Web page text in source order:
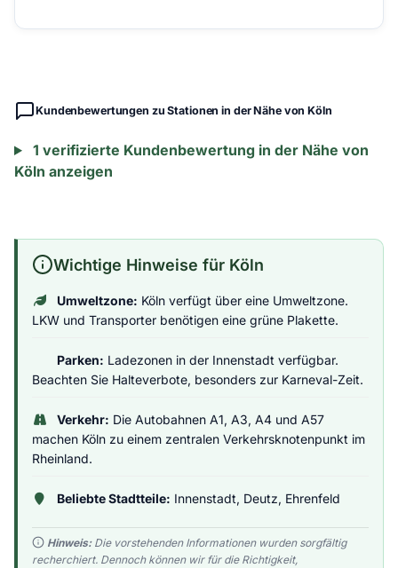
Kundenbewertungen zu Stationen in der Nähe von Köln
1 verifizierte Kundenbewertung in der Nähe von
Köln anzeigen
Wichtige Hinweise für Köln
Umweltzone: Köln verfügt über eine Umweltzone.
LKW und Transporter benötigen eine grüne Plakette.
Parken: Ladezonen in der Innenstadt verfügbar.
Beachten Sie Halteverbote, besonders zur Karneval-Zeit.
Verkehr: Die Autobahnen A1, A3, A4 und A57
machen Köln zu einem zentralen Verkehrsknotenpunkt im
Rheinland.
Beliebte Stadtteile: Innenstadt, Deutz, Ehrenfeld
Hinweis:Die vorstehenden Informationen wurden sorgfältig
recherchiert. Dennoch können wir für die Richtigkeit,